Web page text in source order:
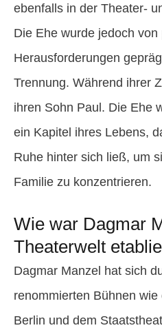
ebenfalls in der Theater-
Die Ehe wurde jedoch
Herausforderungen
Trennung. Während ihrer
ihren Sohn Paul. Die Ehe
ein Kapitel ihres Lebens,
Ruhe hinter sich ließ, um
Familie zu konzentrieren.
Wie war Dagmar
Theaterwelt
Dagmar Manzel hat sich
renommierten Bühnen
Berlin und dem